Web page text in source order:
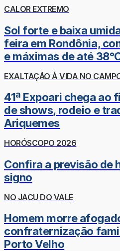
CALOR EXTREMO
Sol forte e baixa
feira em Rondônia,
e máximas de até
EXALTAÇÃO À VIDA NO
41ª Expoari chega ao
de shows, rodeio e
Ariquemes
HORÓSCOPO 2026
Confira a previsão de
signo
NO JACU DO VALE
Homem morre
confraternização
Porto Velho